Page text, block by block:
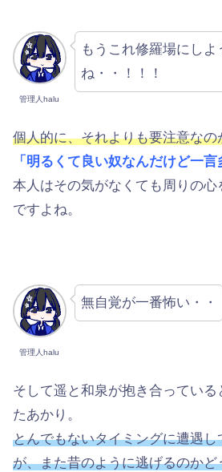
管理人halu
もうこれ修羅場にしよ
ね・・！！！
個人的に、それよりも要注意な
「明るくて良い奴なんだけど一言
本人はその気がなくても周りの心
ですよね。
管理人halu
無自覚が一番怖い・・
そして遥と和泉が抱き合っている
たあかり。
とんでもないタイミングに遭遇
が、また昔のように逃げるのか